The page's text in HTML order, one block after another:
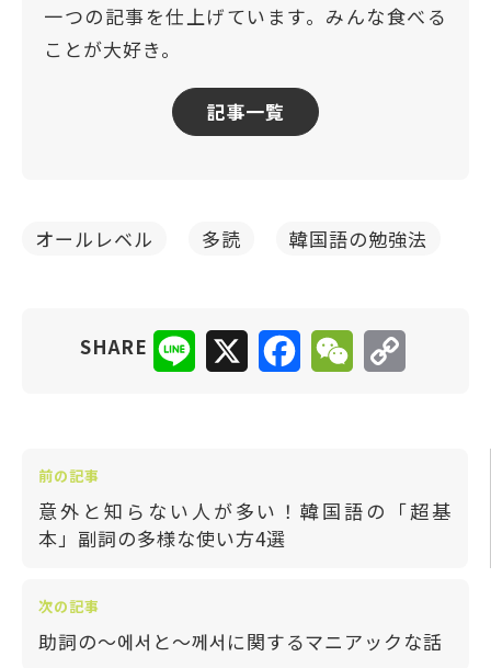
一つの記事を仕上げています。みんな食べる
ことが大好き。
記事一覧
オールレベル 多読 韓国語の勉強法
SHARE Line FacebookWeChat
前の記事
意外と知らない人が多い！韓国語の「超基
本」副詞の多様な使い方4選
次の記事
助詞の〜에서と〜께서に関するマニアックな話